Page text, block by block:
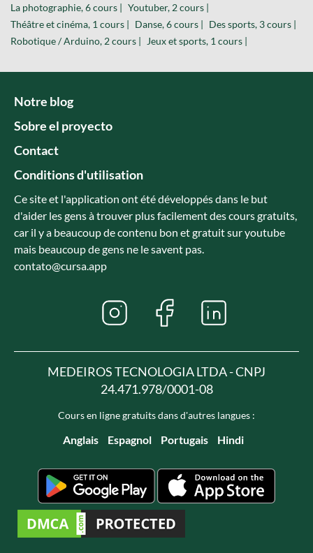
La photographie, 6 cours | Youtuber, 2 cours |
Théâtre et cinéma, 1 cours | Danse, 6 cours | Des sports, 3 cours |
Robotique / Arduino, 2 cours |
Jeux et sports, 1 cours |
Notre blog
Sobre el proyecto
Contact
Conditions d'utilisation
Ce site et l'application ont été développés dans le but
d'aider les gens à trouver plus facilement des cours gratuits,
car il y a beaucoup de contenu bon et gratuit sur youtube
mais beaucoup de gens ne le savent pas.
contato@cursa.app
MEDEIROS TECNOLOGIA LTDA - CNPJ
24.471.978/0001-08
Cours en ligne gratuits dans d'autres langues :
Anglais Espagnol Portugais Hindi